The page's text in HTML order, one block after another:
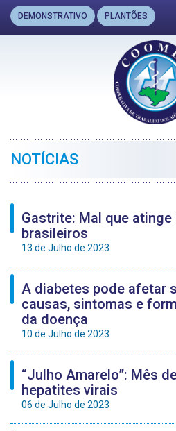
DEMONSTRATIVO PLANTÕES
NOTÍCIAS
Gastrite: Mal que
brasileiros
13 de Julho de 2023
A diabetes pode afetar
causas, sintomas e
da doença
10 de Julho de 2023
“Julho Amarelo”: Mês
hepatites virais
06 de Julho de 2023